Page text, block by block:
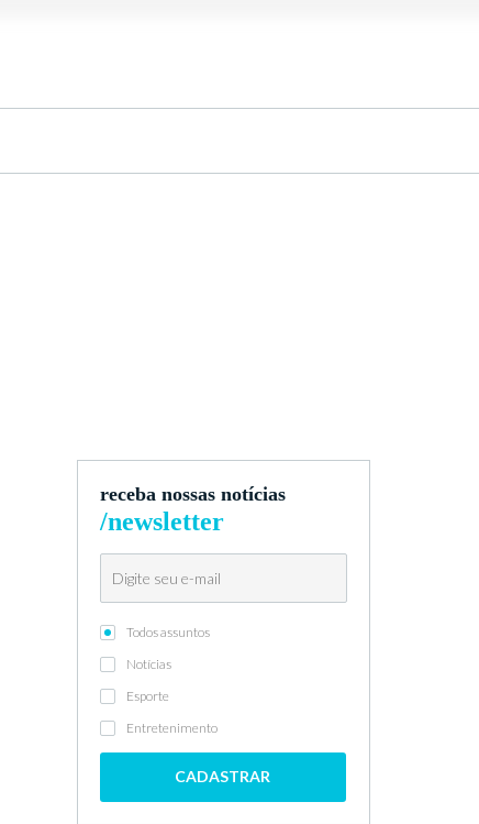
receba nossas notícias
/newsletter
Todos assuntos
Notícias
Esporte
Entretenimento
CADASTRAR